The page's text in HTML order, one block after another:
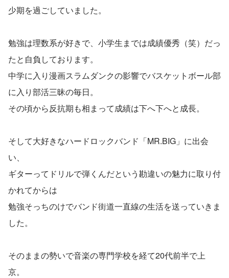
少期を過ごしていました。
勉強は理数系が好きで、小学生までは成績優秀（笑）だっ
たと自負しております。
中学に入り漫画スラムダンクの影響でバスケットボール部
に入り部活三昧の毎日。
その頃から反抗期も相まって成績は下へ下へと成長。
そして大好きなハードロックバンド「MR.BIG」に出会
い、
ギターってドリルで弾くんだという勘違いの魅力に取り付
かれてからは
勉強そっちのけでバンド街道一直線の生活を送っていきま
した。
そのままの勢いで音楽の専門学校を経て20代前半で上
京。